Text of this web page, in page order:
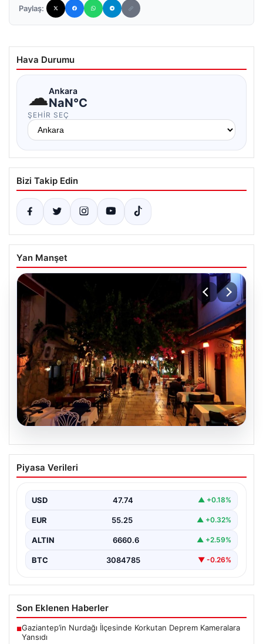
Paylaş:
Hava Durumu
☁Ankara
NaN°C
ŞEHIR SEÇ
Bizi Takip Edin
Yan Manşet
Normalde 500 kişi yaşıyor, yaz
aylarında nüfus 100 katına çıkıyor
Gözlemlenmesi", "content": "Antalya'nın tarih ve kültür
açısından…
Piyasa Verileri
USD 47.74 ▲ +0.18%
EUR 55.25 ▲ +0.32%
ALTIN 6660.6 ▲ +2.59%
BTC 3084785 ▼ -0.26%
Son Eklenen Haberler
■Gaziantep’in Nurdağı İlçesinde Korkutan Deprem Kameralara
Yansıdı